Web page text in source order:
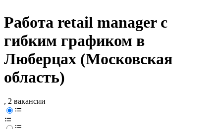
Работа retail manager с
гибким графиком в
Люберцах (Московская
область)
, 2 вакансии